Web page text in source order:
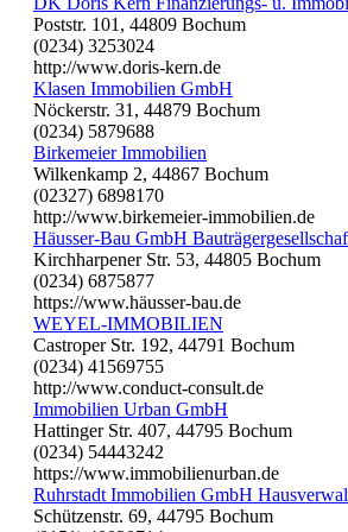
Poststr. 101, 44809 Bochum
(0234) 3253024
http://www.doris-kern.de
Klasen Immobilien GmbH
Nöckerstr. 31, 44879 Bochum
(0234) 5879688
Birkemeier Immobilien
Wilkenkamp 2, 44867 Bochum
(02327) 6898170
http://www.birkemeier-immobilien.de
Häusser-Bau GmbH
Kirchharpener Str. 53, 44805 Bochum
(0234) 6875877
https://www.häusser-bau.de
WEYEL-IMMOBILIEN
Castroper Str. 192, 44791 Bochum
(0234) 41569755
http://www.conduct-consult.de
Immobilien Urban GmbH
Hattinger Str. 407, 44795 Bochum
(0234) 54443242
https://www.immobilienurban.de
Ruhrstadt Immobilien GmbH
Schützenstr. 69, 44795 Bochum